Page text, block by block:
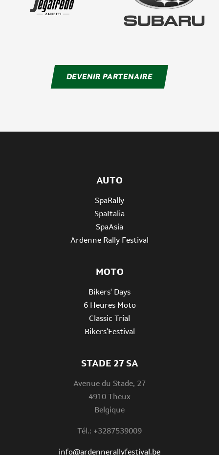
DEVENIR PARTENAIRE
STADE 27 SA
Avenue du Stade, 27
4910 Theux
Belgique
Tél.: +3287539009
info@ardennerallyfestival.be
AUTO
SpaRally
SpaItalia
SpaAsia
Ardenne Rally Festival
MOTO
Bikers' Days
6 Heures Moto
Classic Trial
Bikers'Festival